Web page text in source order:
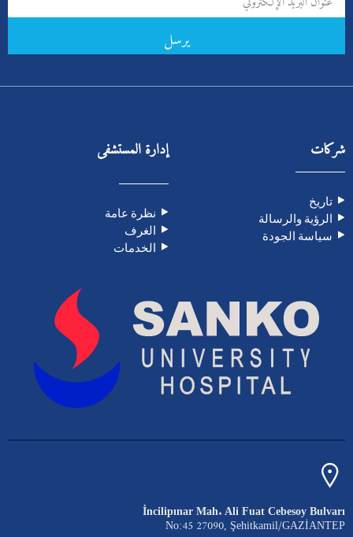
يرسل
شركات
تاريخ
الرؤية والرسالة
سياسة الجودة
إدارة المستشفى
نظرة عامة
الغرف
الخدمات
İncilipınar Mah. Ali Fuat Cebesoy Bulvarı
No:45 27090, Şehitkamil/GAZİANTEP